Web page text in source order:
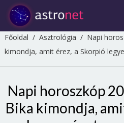
Főoldal / Asztrológia / Napi
kimondja, amit érez, a Skorpió
Napi horoszkóp
Bika kimondja,